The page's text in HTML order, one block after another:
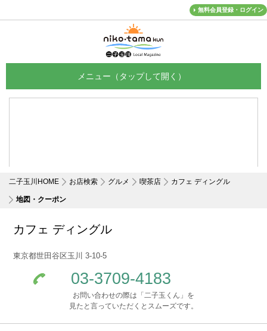
無料会員登録・ログイン
二子玉川HOME お店検索 グルメ 喫茶店 カフェ ディングル
地図・クーポン
カフェ ディングル
東京都世田谷区玉川 3-10-5
03-3709-4183
お問い合わせの際は「二子玉くん」を
見たと言っていただくとスムーズです。
メニュー